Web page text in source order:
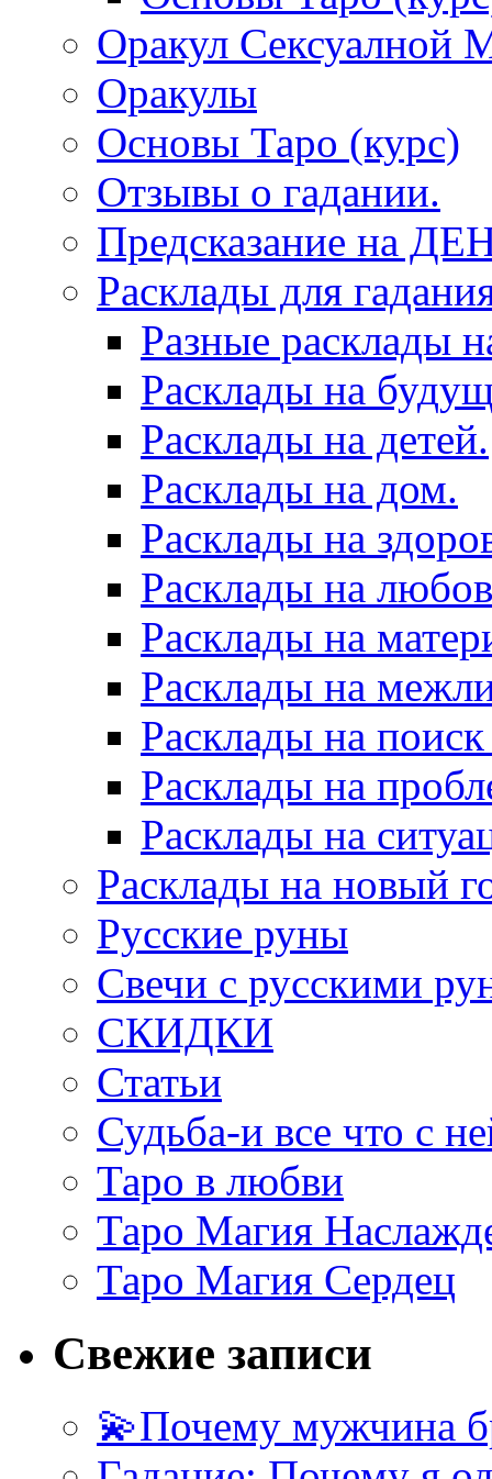
Оракул Сексуалной
Оракулы
Основы Таро (курс)
Отзывы о гадании.
Предсказание на
Расклады для
Разные расклады
Расклады на
Расклады на детей.
Расклады на дом.
Расклады на
Расклады на
Расклады на
Расклады на
Расклады на
Расклады на
Расклады на
Расклады на новый
Русские руны
Свечи с русскими
СКИДКИ
Статьи
Судьба-и все что с
Таро в любви
Таро Магия
Таро Магия Сердец
Свежие записи
💫Почему мужчина